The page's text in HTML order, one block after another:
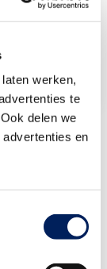
werken,
te
delen we
en
gezond en
jouw
na